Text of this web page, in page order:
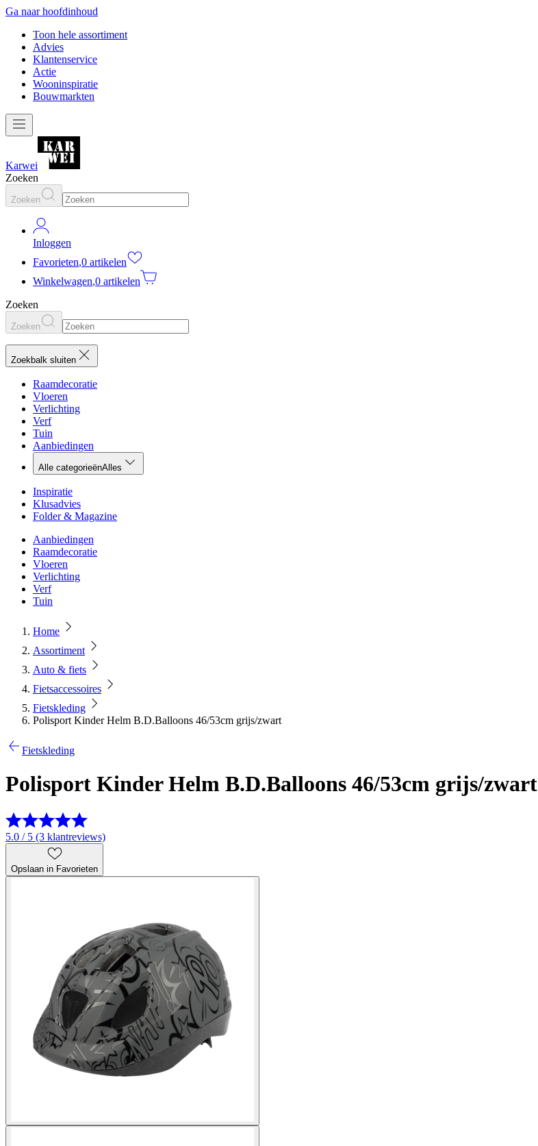
Ga naar hoofdinhoud
Toon hele assortiment
Advies
Klantenservice
Actie
Wooninspiratie
Bouwmarkten
Karwei
Zoeken
Zoeken
Inloggen
Favorieten,0 artikelen
Winkelwagen,0 artikelen
Zoeken
Zoeken
Zoekbalk sluiten
Raamdecoratie
Vloeren
Verlichting
Verf
Tuin
Aanbiedingen
Alle categorieënAlles
Inspiratie
Klusadvies
Folder & Magazine
Aanbiedingen
Raamdecoratie
Vloeren
Verlichting
Verf
Tuin
Home
Assortiment
Auto & fiets
Fietsaccessoires
Fietskleding
Polisport Kinder Helm B.D.Balloons 46/53cm grijs/zwart
Fietskleding
Polisport Kinder Helm B.D.Balloons 46/53cm grijs/zwart
5.0 / 5 (3 klantreviews)
Opslaan in Favorieten